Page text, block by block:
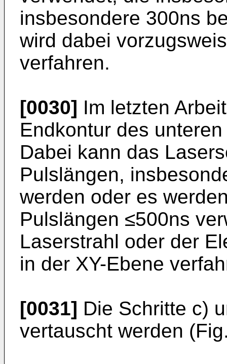
insbesondere 300ns
wird dabei
verfahren.
[0030] Im letzten
Endkontur des
Dabei kann das
Pulslängen,
werden oder es
Pulslängen ≤500ns
Laserstrahl oder der
in der XY-Ebene
[0031] Die Schritte c)
vertauscht werden